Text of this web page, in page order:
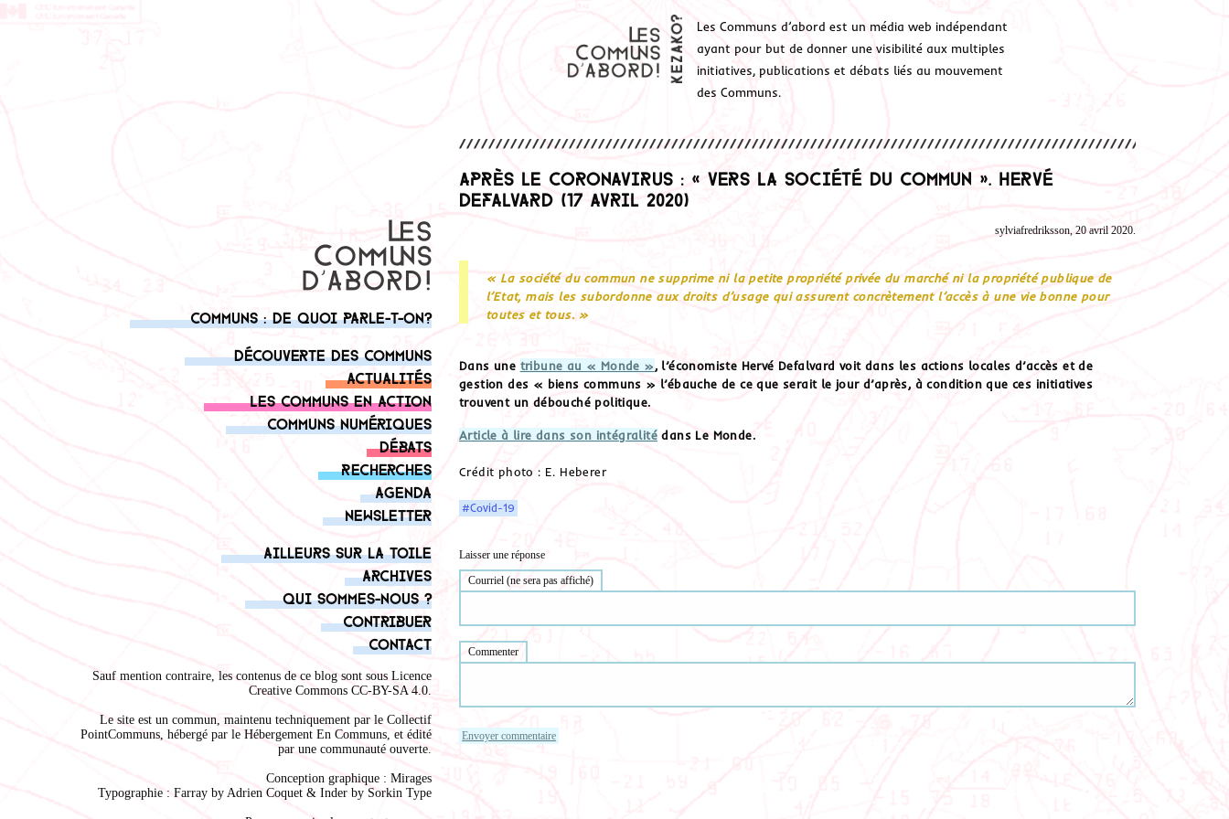
Les Communs d’abord est un média web indépendant
ayant pour but de donner une visibilité aux multiples
initiatives, publications et débats liés au mouvement
des Communs.
Communs : de quoi parle-t-on?
Découverte des communs
Actualités
Les communs en action
Communs numériques
Débats
Recherches
Agenda
Newsletter
Ailleurs sur la toile
Archives
Qui sommes-nous ?
Contribuer
Contact
Sauf mention contraire, les contenus de ce blog sont sous Licence
Creative Commons CC-BY-SA 4.0.
Le site est un commun, maintenu techniquement par le Collectif
PointCommuns, hébergé par le Hébergement En Communs, et édité
par une communauté ouverte.
Conception graphique : Mirages
Typographie : Farray by Adrien Coquet & Inder by Sorkin Type
Après le coronavirus : « Vers la société du commun ». Hervé
Defalvard (17 avril 2020)
sylviafredriksson, 20 avril 2020.
« La société du commun ne supprime ni la petite propriété privée du marché ni la propriété publique de
l’Etat, mais les subordonne aux droits d’usage qui assurent concrètement l’accès à une vie bonne pour
toutes et tous. »
Dans une tribune au « Monde », l’économiste Hervé Defalvard voit dans les actions locales d’accès et de
gestion des « biens communs » l’ébauche de ce que serait le jour d’après, à condition que ces initiatives
trouvent un débouché politique.
Article à lire dans son intégralitédans Le Monde.
Crédit photo : E. Heberer
#Covid-19
Laisser une réponse
Courriel (ne sera pas affiché)
Commenter